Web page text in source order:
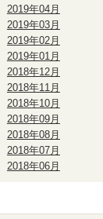
2019年04月
2019年03月
2019年02月
2019年01月
2018年12月
2018年11月
2018年10月
2018年09月
2018年08月
2018年07月
2018年06月